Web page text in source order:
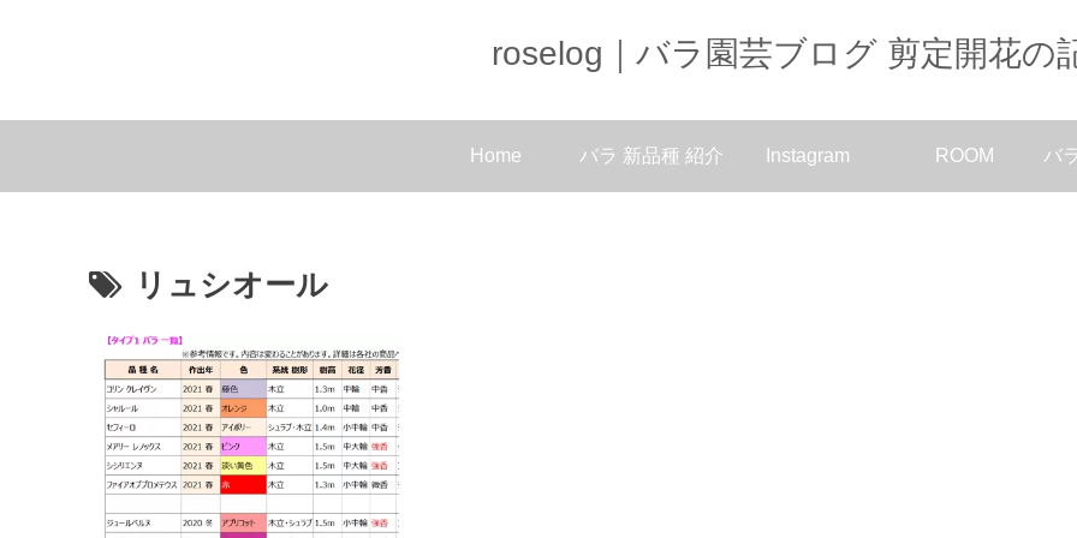
roselog｜バラ園芸ブログ 剪定開花の
Home バラ 新品種 紹介 Instagram ROOM バ
リュシオール